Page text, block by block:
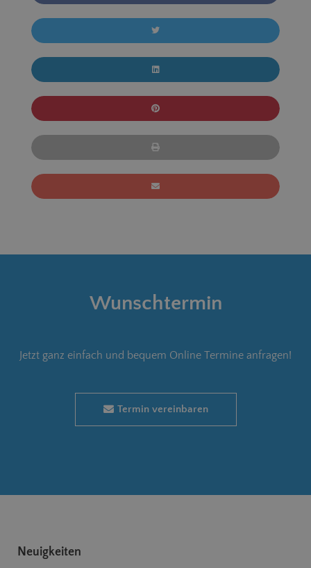
Wunschtermin
Jetzt ganz einfach und bequem Online Termine anfragen!
Termin vereinbaren
Neuigkeiten